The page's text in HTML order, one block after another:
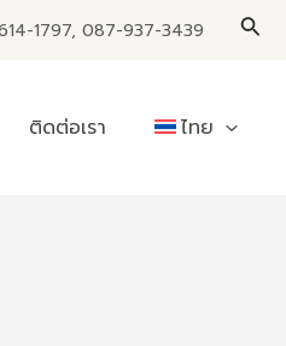
1797, 087-937-3439
ติดต่อเรา ไทย